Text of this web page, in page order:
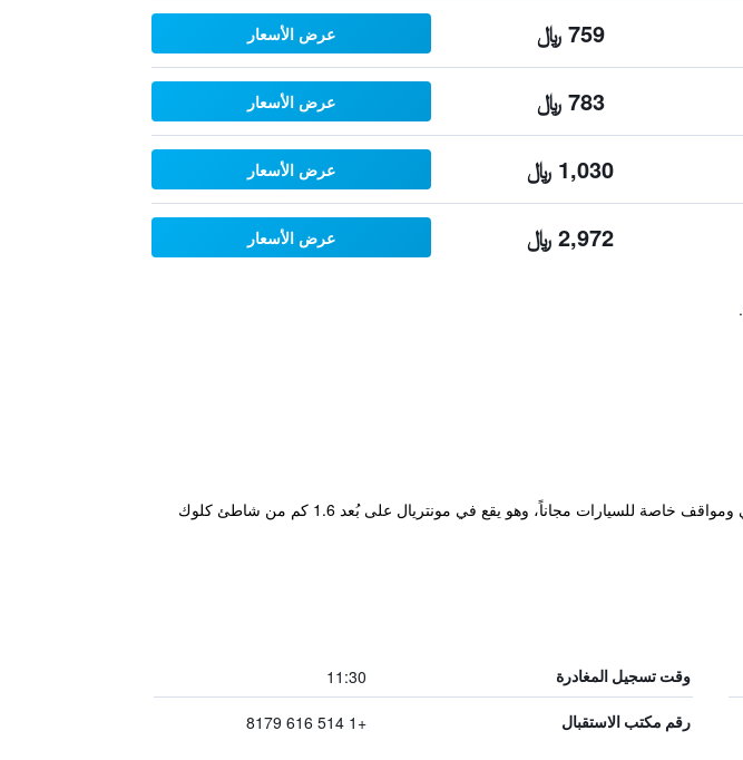
759 ﷼ عرض الأسعار
783 ﷼ عرض الأسعار
1,030 ﷼ عرض الأسعار
2,972 ﷼ عرض الأسعار
يوفر مكان إقامة "The SFX Old Port" إطلالات على المدينة وخدمة واي فاي مجاني ومواقف خاصة للسيارات مجاناً، وهو يقع في مونتريال على بُعد 1.6 كم من شاطئ كلوك
وقت تسجيل المغادرة 11:30
رقم مكتب الاستقبال +1 514 616 8179